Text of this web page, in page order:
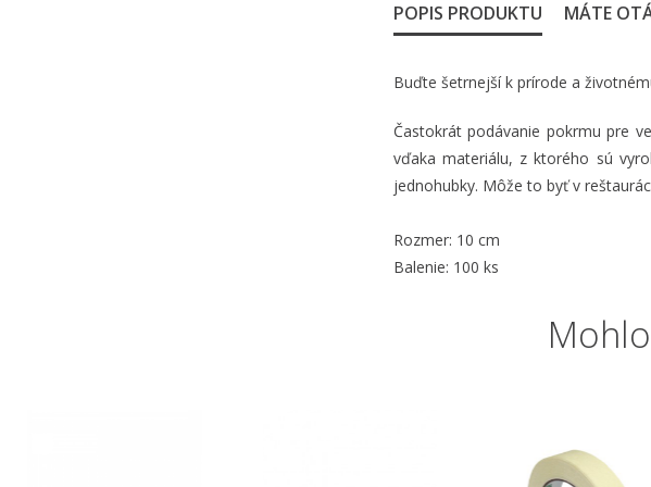
POPIS PRODUKTU MÁTE
Buďte šetrnejší k prírode a
Častokrát podávanie pokrmu pre
vďaka materiálu, z ktorého sú
jednohubky. Môže to byť v
Rozmer: 10 cm
Balenie: 100 ks